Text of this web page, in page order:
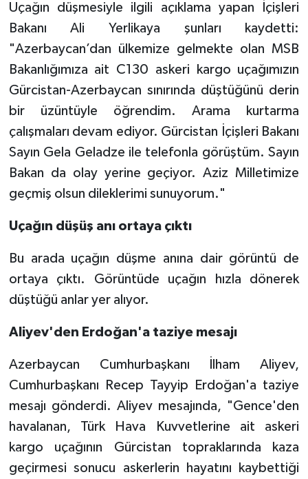
Uçağın düşmesiyle ilgili açıklama yapan İçişleri
Bakanı Ali Yerlikaya şunları kaydetti:
"Azerbaycan’dan ülkemize gelmekte olan MSB
Bakanlığımıza ait C130 askeri kargo uçağımızın
Gürcistan-Azerbaycan sınırında düştüğünü derin
bir üzüntüyle öğrendim. Arama kurtarma
çalışmaları devam ediyor. Gürcistan İçişleri Bakanı
Sayın Gela Geladze ile telefonla görüştüm. Sayın
Bakan da olay yerine geçiyor. Aziz Milletimize
geçmiş olsun dileklerimi sunuyorum."
Uçağın düşüş anı ortaya çıktı
Bu arada uçağın düşme anına dair görüntü de
ortaya çıktı. Görüntüde uçağın hızla dönerek
düştüğü anlar yer alıyor.
Aliyev'den Erdoğan'a taziye mesajı
Azerbaycan Cumhurbaşkanı İlham Aliyev,
Cumhurbaşkanı Recep Tayyip Erdoğan'a taziye
mesajı gönderdi. Aliyev mesajında, "Gence'den
havalanan, Türk Hava Kuvvetlerine ait askeri
kargo uçağının Gürcistan topraklarında kaza
geçirmesi sonucu askerlerin hayatını kaybettiği